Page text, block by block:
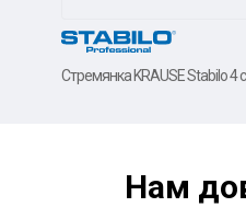
Стремянка KRAUSE Stabilo 4
Нам